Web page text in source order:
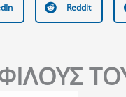
Reddit